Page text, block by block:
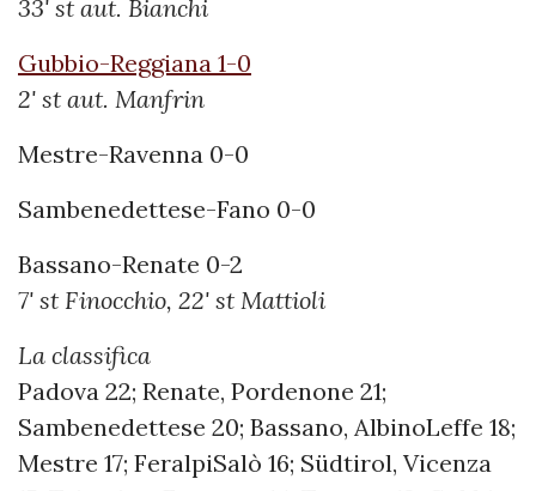
33' st aut. Bianchi
Gubbio-Reggiana 1-0
2' st aut. Manfrin
Mestre-Ravenna 0-0
Sambenedettese-Fano 0-0
Bassano-Renate 0-2
7' st Finocchio, 22' st Mattioli
La classifica
Padova 22; Renate, Pordenone 21;
Sambenedettese 20; Bassano, AlbinoLeffe 18;
Mestre 17; FeralpiSalò 16; Südtirol, Vicenza